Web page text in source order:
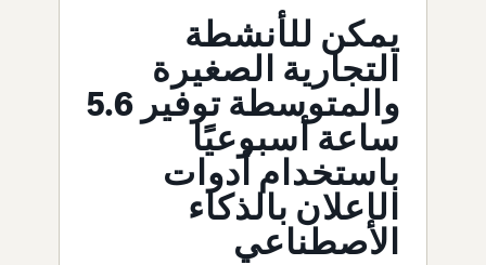
يمكن للأنشطة
التجارية الصغيرة
والمتوسطة توفير 5.6
ساعة أسبوعيًا
باستخدام أدوات
الإعلان بالذكاء
الاصطناعي